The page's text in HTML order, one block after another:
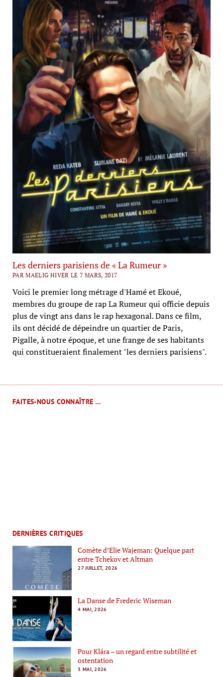
FAITES-NOUS CONNAÎTRE …
DERNIÈRES CRITIQUES
Comète d’Elie Wajeman: Quelque part
entre Tchekov et Altman
27 JUILLET, 2026
La Danse de Frederic Wiseman
4 MAI, 2026
Pour Klára – un regard entre subtilité et
ostentation
3 MAI, 2026
Les derniers parisiens de « La Rumeur »
PAR MAELIG HIVER LE 7 MARS, 2017
Voici le premier long métrage d'Hamé et Ekoué,
membres du groupe de rap La Rumeur qui officie depuis
plus de vingt ans dans le rap hexagonal. Dans ce film,
ils ont décidé de dépeindre un quartier de Paris,
Pigalle, à notre époque, et une frange de ses habitants
qui constitueraient finalement "les derniers parisiens".